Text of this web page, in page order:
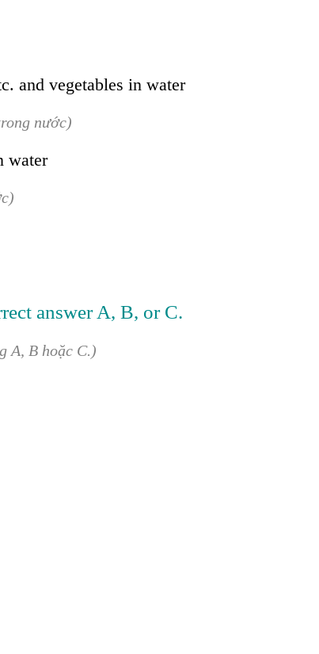
and vegetables in water
nước)
water
answer A, B, or C.
A, B hoặc C.)